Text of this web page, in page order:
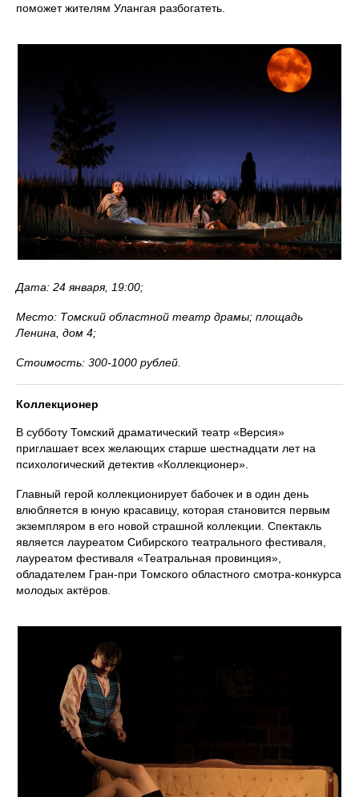
поможет жителям Улангая разбогатеть.
Дата: 24 января, 19:00;
Место: Томский областной театр драмы; площадь
Ленина, дом 4;
Стоимость: 300-1000 рублей.
Коллекционер
В субботу Томский драматический театр «Версия»
приглашает всех желающих старше шестнадцати лет на
психологический детектив «Коллекционер».
Главный герой коллекционирует бабочек и в один день
влюбляется в юную красавицу, которая становится первым
экземпляром в его новой страшной коллекции. Спектакль
является лауреатом Сибирского театрального фестиваля,
лауреатом фестиваля «Театральная провинция»,
обладателем Гран-при Томского областного смотра-конкурса
молодых актёров.